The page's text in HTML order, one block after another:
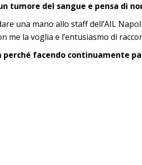
tumore del sangue e pensa di
una mano allo staff dell’AIL
la voglia e l’entusiasmo di
facendo continuamente